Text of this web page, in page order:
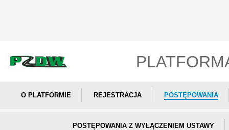
O PLATFORMIE REJESTRACJA POSTĘPOWANIA
POSTĘPOWANIA Z WYŁĄCZENIEM USTAWY